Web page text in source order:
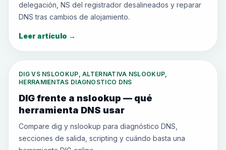
delegación, NS del registrador desalineados y reparar
DNS tras cambios de alojamiento.
Leer artículo →
DIG VS NSLOOKUP, ALTERNATIVA NSLOOKUP,
HERRAMIENTAS DIAGNOSTICO DNS
DIG frente a nslookup — qué
herramienta DNS usar
Compare dig y nslookup para diagnóstico DNS,
secciones de salida, scripting y cuándo basta una